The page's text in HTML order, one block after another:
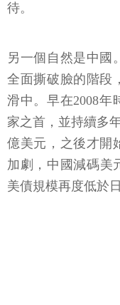
待。
另一個自然是中國
全面撕破臉的階段
滑中。早在2008年
家之首，並持續多
億美元，之後才開
加劇，中國減碼美
美債規模再度低於